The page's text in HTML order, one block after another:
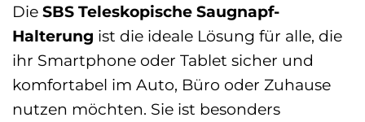
Die SBS Teleskopische Saugnapf-
Halterung ist die ideale Lösung für alle, die
ihr Smartphone oder Tablet sicher und
komfortabel im Auto, Büro oder Zuhause
nutzen möchten. Sie ist besonders